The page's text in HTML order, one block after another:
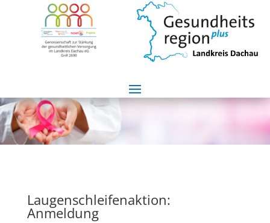
Laugenschleifenaktion:
Anmeldung